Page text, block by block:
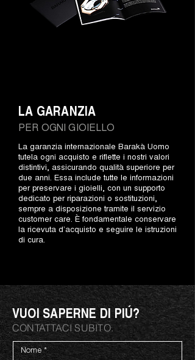
PER OGNI GIOIELLO
LA GARANZIA
La garanzia internazionale Barakà Uomo
tutela ogni acquisto e riflette i nostri valori
distintivi, assicurando qualità superiore per
due anni. Essa include tutte le informazioni
per preservare i gioielli, con un supporto
dedicato per riparazioni o sostituzioni,
sempre a disposizione tramite il servizio
customer care. È fondamentale conservare
la ricevuta d’acquisto e seguire le istruzioni
di cura.
VUOI SAPERNE DI PIÚ?
CONTATTACI SUBITO.